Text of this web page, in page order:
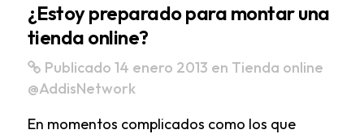
¿Estoy preparado para montar una
tienda online?
Publicado 14 enero 2013 en Tienda online
@AddisNetwork
En momentos complicados como los que